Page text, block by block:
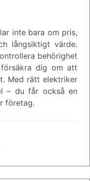
inte bara om pris,
långsiktigt värde.
behörighet
dig om att
Med rätt elektriker
– du får också en
företag.